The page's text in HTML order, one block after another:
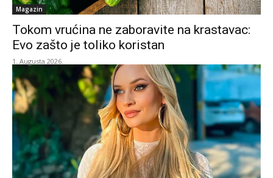
Magazin
Tokom vrućina ne zaboravite na krastavac:
Evo zašto je toliko koristan
1. Augusta 2026.